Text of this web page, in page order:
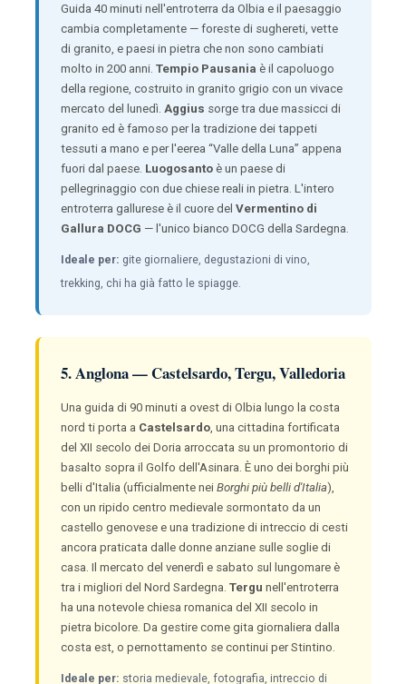
Guida 40 minuti nell'entroterra da Olbia e il paesaggio
cambia completamente — foreste di sughereti, vette
di granito, e paesi in pietra che non sono cambiati
molto in 200 anni. Tempio Pausania è il capoluogo
della regione, costruito in granito grigio con un vivace
mercato del lunedì. Aggius sorge tra due massicci di
granito ed è famoso per la tradizione dei tappeti
tessuti a mano e per l'eerea “Valle della Luna” appena
fuori dal paese. Luogosantoè un paese di
pellegrinaggio con due chiese reali in pietra. L'intero
entroterra gallurese è il cuore del Vermentino di
Gallura DOCG — l'unico bianco DOCG della Sardegna.
Ideale per: gite giornaliere, degustazioni di vino,
trekking, chi ha già fatto le spiagge.
5. Anglona — Castelsardo, Tergu, Valledoria
Una guida di 90 minuti a ovest di Olbia lungo la costa
nord ti porta a Castelsardo, una cittadina fortificata
del XII secolo dei Doria arroccata su un promontorio di
basalto sopra il Golfo dell'Asinara. È uno dei borghi più
belli d'Italia (ufficialmente nei Borghi più belli d'Italia),
con un ripido centro medievale sormontato da un
castello genovese e una tradizione di intreccio di cesti
ancora praticata dalle donne anziane sulle soglie di
casa. Il mercato del venerdì e sabato sul lungomare è
tra i migliori del Nord Sardegna. Tergu nell'entroterra
ha una notevole chiesa romanica del XII secolo in
pietra bicolore. Da gestire come gita giornaliera dalla
costa est, o pernottamento se continui per Stintino.
Ideale per: storia medievale, fotografia, intreccio di